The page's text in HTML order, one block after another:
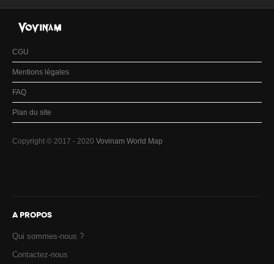
CGU
Mentions légales
FAQ
Plan du site
Copyright © 2017 - 2020 Vovinam World Map
A PROPOS
Qui sommes-nous ?
Contactez-nous